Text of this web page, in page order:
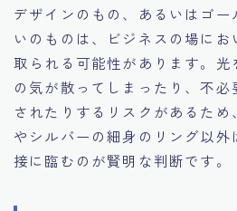
デザインのもの、あるいはゴ
いのものは、ビジネスの場に
取られる可能性があります。光
の気が散ってしまったり、不
されたりするリスクがあるた
やシルバーの細身のリング以
接に臨むのが賢明な判断です。